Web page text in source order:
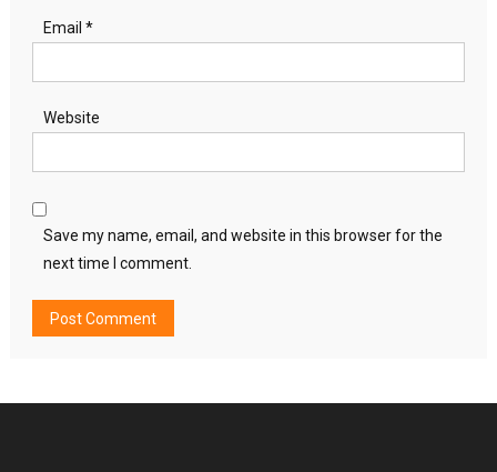
Email *
Website
Save my name, email, and website in this browser for the
next time I comment.